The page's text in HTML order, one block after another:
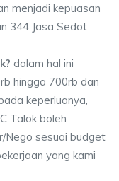
menjadi kepuasan
344 Jasa Sedot
dalam hal ini
hingga 700rb dan
keperluanya,
Talok boleh
Nego sesuai budget
yang kami